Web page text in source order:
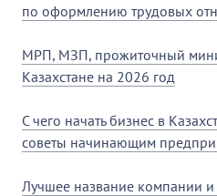
по оформлению трудовых
МРП, МЗП, прожиточный
Казахстане на 2026 год
С чего начать бизнес в
советы начинающим
Лучшее название компании и